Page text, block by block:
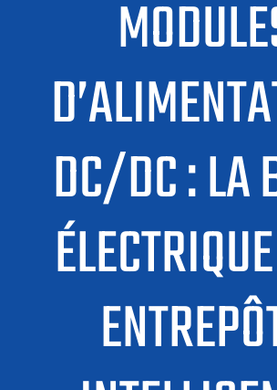
DC/DC : LA